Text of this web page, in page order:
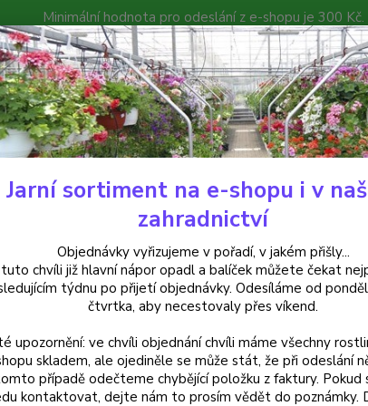
Minimální hodnota pro odeslání z e-shopu je 300 Kč.
můžete čekat nejpozději v následujícím týdnu po přijetí
Poradna Kontakty
Hledat
Balkónové rostliny Lysimachia Lyssi - 1 ks
Lyssi - 1 ks
Jarní sortiment na e-shopu i v
zahradnictví
Objednávky vyřizujeme v pořadí, v jakém přišly...
chvíli již hlavní nápor opadl a balíček můžete čekat
týdnu po přijetí objednávky. Odesíláme od
čtvrtka, aby necestovaly přes víkend.
upozornění: ve chvíli objednání chvíli máme všechny
skladem, ale ojediněle se může stát, že při odeslání
případě odečteme chybějící položku z faktury. Pokud
kontaktovat, dejte nám to prosím vědět do poznámky.